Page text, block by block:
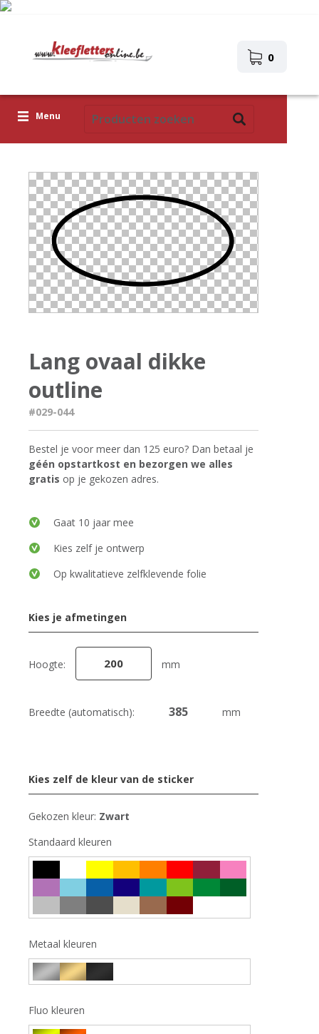
0
Menu
Icoontjes
Plakplaatjes
Upload je eigen ontwerp
Corona Covid-19
Lang ovaal dikke
outline
#029-044
Bestel je voor meer dan 125 euro? Dan betaal je
géén opstartkost en bezorgen we alles
gratis op je gekozen adres.
Gaat 10 jaar mee
Kies zelf je ontwerp
Op kwalitatieve zelfklevende folie
Kies je afmetingen
Hoogte: mm
Breedte (automatisch): mm
Kies zelf de kleur van de sticker
Gekozen kleur: Zwart
Standaard kleuren
Metaal kleuren
Fluo kleuren